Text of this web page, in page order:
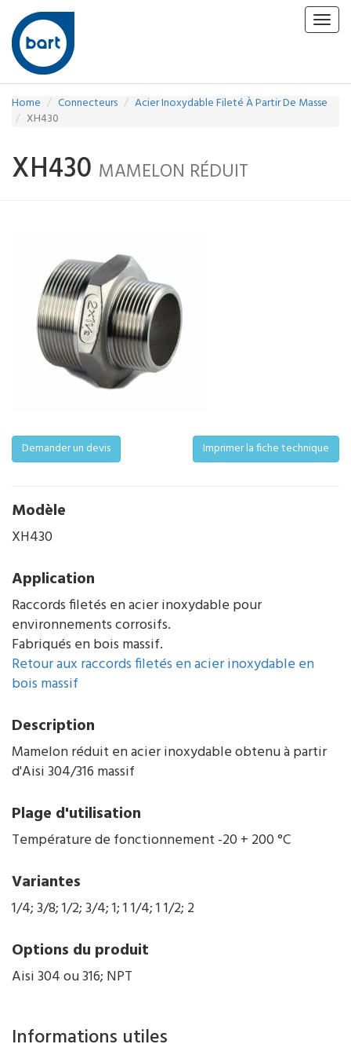
Home Connecteurs
Acier Inoxydable Fileté À Partir De Masse
XH430
XH430 MAMELON RÉDUIT
Demander un devis Imprimer la fiche technique
Modèle
XH430
Application
Raccords filetés en acier inoxydable pour
environnements corrosifs.
Fabriqués en bois massif.
Retour aux raccords filetés en acier inoxydable en
bois massif
Description
Mamelon réduit en acier inoxydable obtenu à partir
d'Aisi 304/316 massif
Plage d'utilisation
Température de fonctionnement -20 + 200 °C
Variantes
1/4; 3/8; 1/2; 3/4; 1; 1 1/4; 1 1/2; 2
Options du produit
Aisi 304 ou 316; NPT
Informations utiles